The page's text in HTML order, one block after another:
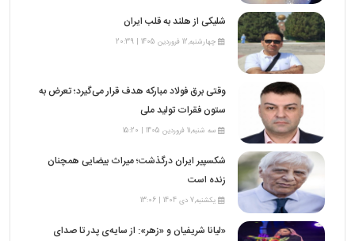
شلیکی از هلند به قلب ایران
چهارشنبه,12 فروردین 1405 | 20:39
وقتی برق فولاد مبارکه هدف قرار می‌گیرد؛ تعرض به
ستون فقرات تولید ملی
سه شنبه,11 فروردین 1405 | 15:20
شکسپیر ایران درگذشت؛ میراث بیضایی همچنان
زنده است
یکشنبه,7 دی 1404 | 13:06
«لیانا شریفیان و «زهر»: از سایه‌ی پدر تا صدای